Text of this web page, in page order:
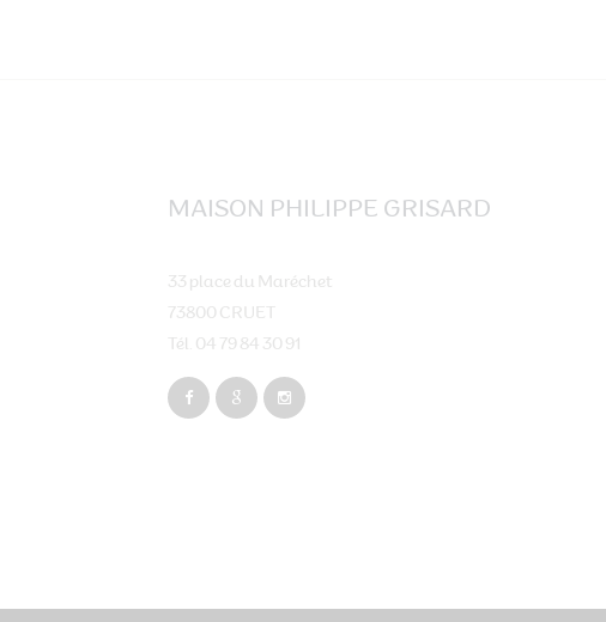
MAISON PHILIPPE GRISARD
33 place du Maréchet
73800 CRUET
Tél. 04 79 84 30 91